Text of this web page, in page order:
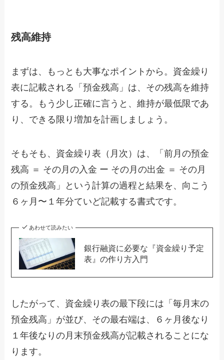
残高維持
まずは、もっとも大事なポイントから。資金繰り
表に記載される「預金残高」は、その残高を維持
する。もう少し正確に言うと、維持が最低限であ
り、できる限り増加を計画しましょう。
そもそも、資金繰り表（月次）は、「前月の預金
残高 ＝ その月の入金 ー その月の出金 ＝ その月
の預金残高」という計算の過程と結果を、向こう
６ヶ月〜１年分ていど記載する書式です。
あわせて読みたい
銀行融資に必要な『資金繰り予定
表』の作り方入門
したがって、資金繰り表の最下段には「毎月末の
預金残高」が並び、その最右端は、６ヶ月後なり
１年後なりの月末預金残高が記載されることにな
ります。